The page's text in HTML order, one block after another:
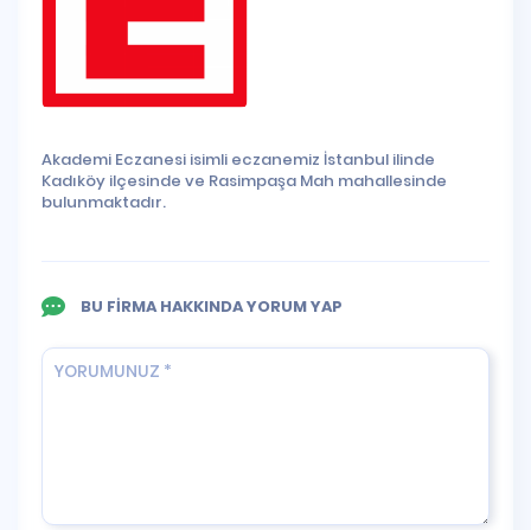
Akademi Eczanesi isimli eczanemiz İstanbul ilinde
Kadıköy ilçesinde ve Rasimpaşa Mah mahallesinde
bulunmaktadır.
BU FİRMA HAKKINDA YORUM YAP